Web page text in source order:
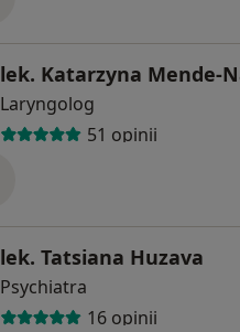
Laryngolog
51 opinii
lek. Tatsiana Huzava
Psychiatra
16 opinii